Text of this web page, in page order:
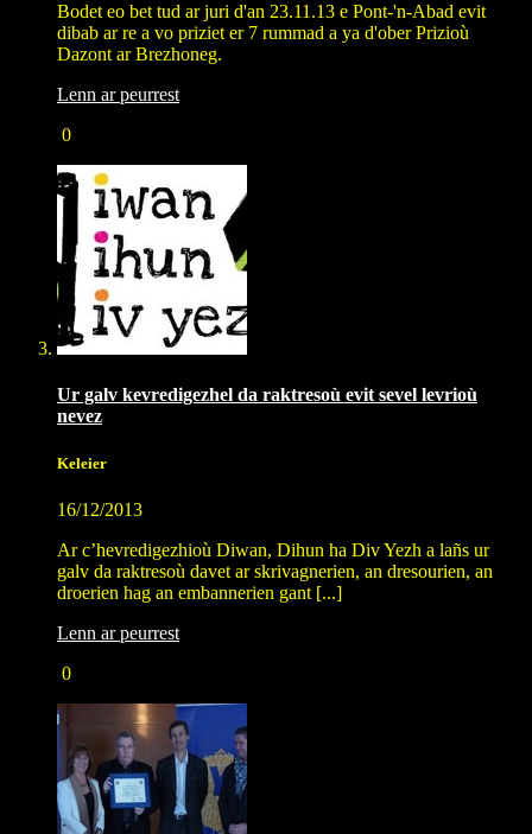
Bodet eo bet tud ar juri d'an 23.11.13 e Pont-'n-Abad evit
dibab ar re a vo priziet er 7 rummad a ya d'ober Prizioù
Dazont ar Brezhoneg.
Lenn ar peurrest
0
Ur galv kevredigezhel da raktresoù evit sevel levrioù
nevez
Keleier
16/12/2013
Ar c’hevredigezhioù Diwan, Dihun ha Div Yezh a lañs ur
galv da raktresoù davet ar skrivagnerien, an dresourien, an
droerien hag an embannerien gant [...]
Lenn ar peurrest
0